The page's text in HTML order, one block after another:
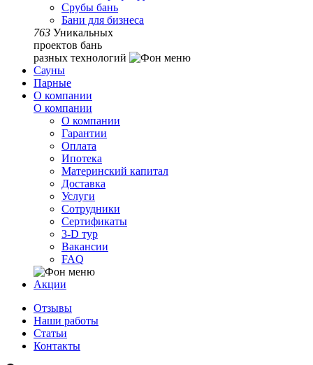
Срубы бань
Бани для бизнеса
763 Уникальных
проектов бань
разных технологий
Сауны
Парные
О компании
О компании
О компании
Гарантии
Оплата
Ипотека
Материнский капитал
Доставка
Услуги
Сотрудники
Сертификаты
3-D тур
Вакансии
FAQ
Акции
Отзывы
Наши работы
Статьи
Контакты